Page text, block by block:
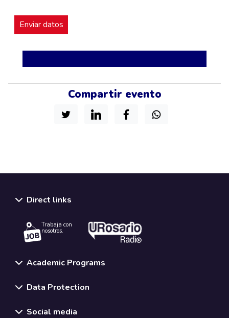
Compartir evento
Direct links
Trabaja con
nosotros.
Academic Programs
Data Protection
Social media